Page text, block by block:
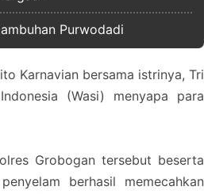
Purwodadi
Karnavian bersama istrinya, Tri
(Wasi) menyapa para
Grobogan tersebut beserta
berhasil memecahkan